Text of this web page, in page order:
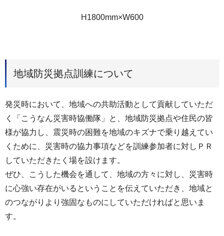
H1800mm×W600
地域防災拠点訓練について
発災時において、地域への共助活動として貢献していただ
く「こうなん災害時協働隊」と、地域防災拠点や住民の皆
様が協力し、震災時の困難を地域のキズナで乗り越えてい
くために、災害時の協力事項などを訓練参加者に対しＰＲ
していただきたく場を設けます。
ぜひ、こうした機会を通して、地域の方々に対し、災害時
に心強い存在がいるということを伝えていただき、地域と
のつながりより強固なものにしていただければと思いま
す。